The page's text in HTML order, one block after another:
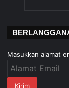
Masukkan alamat
Alamat
Kirim